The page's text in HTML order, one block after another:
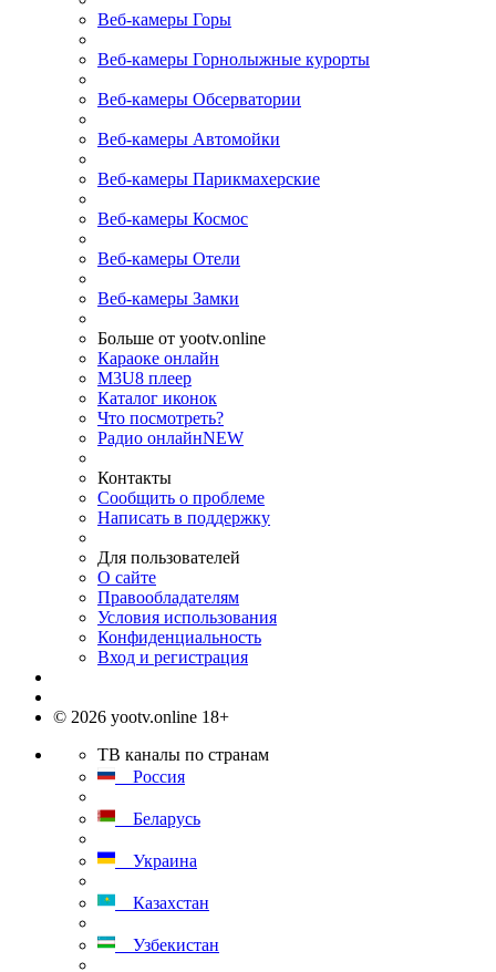
Веб-камеры Горы
Веб-камеры Горнолыжные курорты
Веб-камеры Обсерватории
Веб-камеры Автомойки
Веб-камеры Парикмахерские
Веб-камеры Космос
Веб-камеры Отели
Веб-камеры Замки
Больше от yootv.online
Караоке онлайн
M3U8 плеер
Каталог иконок
Что посмотреть?
Радио онлайнNEW
Контакты
Сообщить о проблеме
Написать в поддержку
Для пользователей
О сайте
Правообладателям
Условия использования
Конфиденциальность
Вход и регистрация
© 2026 yootv.online 18+
ТВ каналы по странам
Россия
Беларусь
Украина
Казахстан
Узбекистан